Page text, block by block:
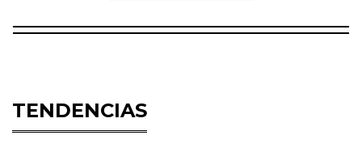
TENDENCIAS